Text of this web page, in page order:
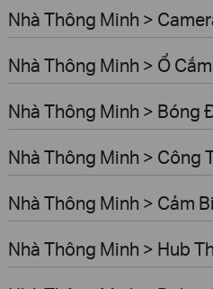
Nhà Thông Minh >
Nhà Thông Minh > Ổ
Nhà Thông Minh > Bóng
Nhà Thông Minh > Công
Nhà Thông Minh > Cảm
Nhà Thông Minh > Hub